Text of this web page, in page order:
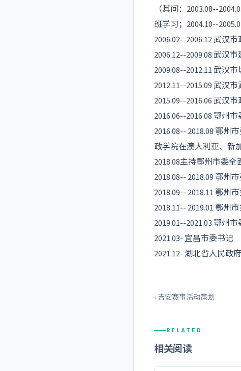
（其间：2003.08--
班学习；2004.10--
2006.02--2006.12 武汉
2006.12--2009.08 武汉
2009.08--2012.11 武汉
2012.11--2015.09 武汉
2015.09--2016.06 武汉
2016.06--2016.08 鄂州
2016.08-- 2018.08 鄂州
政学院在澳大利亚、新
2018.08主持鄂州市委全
2018.08-- 2018.09 鄂州
2018.09-- 2018.11 鄂
2018.11-- 2019.01 鄂州
2019.01--2021.03 鄂州
2021.03- 宜昌市委书记
2021.12- 湖北省人民政
‹ 吉安赛事活动策划
RELATED
相关阅读